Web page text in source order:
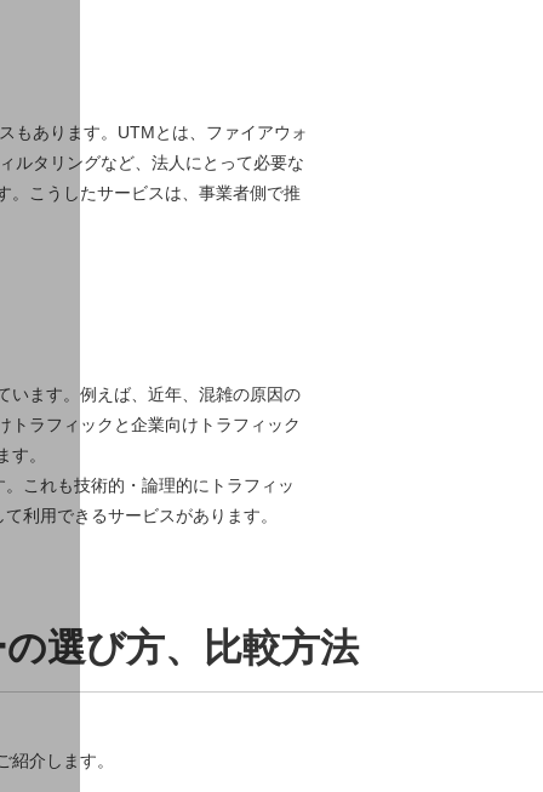
もあります。UTMとは、ファイアウォ
ルタリングなど、法人にとって必要な
。こうしたサービスは、事業者側で推
います。例えば、近年、混雑の原因の
トラフィックと企業向けトラフィック
。
これも技術的・論理的にトラフィッ
利用できるサービスがあります。
選び方、比較方法
介します。